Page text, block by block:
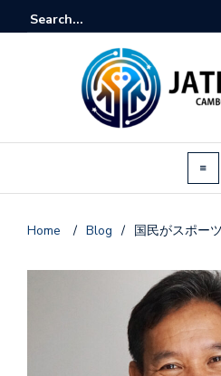
Home / Blog / 国民がスポー